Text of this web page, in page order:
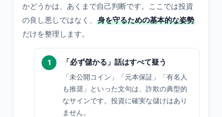
かどうかは、あくまで自己判断です。ここでは投資
の良し悪しではなく、
身を守るための基本的な姿勢
だけを整理します。
「必ず儲かる」話はすべて疑う
「未公開コイン」「元本保証」「有名人
も推奨」といった文句は、詐欺の典型的
なサインです。投資に確実な儲けはあり
ません。